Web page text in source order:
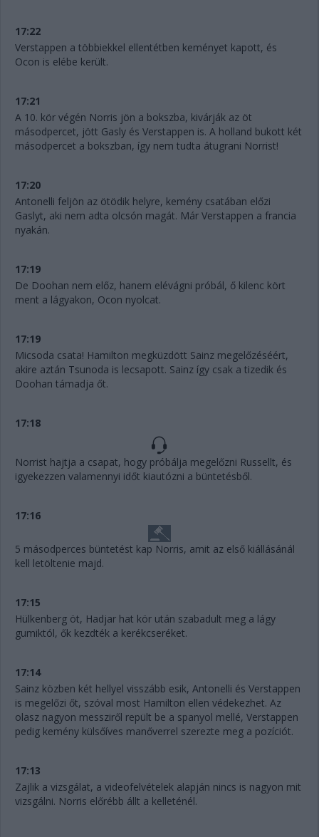
17:22
Verstappen a többiekkel ellentétben keményet kapott, és
Ocon is elébe került.
17:21
A 10. kör végén Norris jön a bokszba, kivárják az öt
másodpercet, jött Gasly és Verstappen is. A holland bukott két
másodpercet a bokszban, így nem tudta átugrani Norrist!
17:20
Antonelli feljön az ötödik helyre, kemény csatában előzi
Gaslyt, aki nem adta olcsón magát. Már Verstappen a francia
nyakán.
17:19
De Doohan nem előz, hanem elévágni próbál, ő kilenc kört
ment a lágyakon, Ocon nyolcat.
17:19
Micsoda csata! Hamilton megküzdött Sainz megelőzéséért,
akire aztán Tsunoda is lecsapott. Sainz így csak a tizedik és
Doohan támadja őt.
17:18
Norrist hajtja a csapat, hogy próbálja megelőzni Russellt, és
igyekezzen valamennyi időt kiautózni a büntetésből.
17:16
5 másodperces büntetést kap Norris, amit az első kiállásánál
kell letöltenie majd.
17:15
Hülkenberg öt, Hadjar hat kör után szabadult meg a lágy
gumiktól, ők kezdték a kerékcseréket.
17:14
Sainz közben két hellyel visszább esik, Antonelli és Verstappen
is megelőzi őt, szóval most Hamilton ellen védekezhet. Az
olasz nagyon messziről repült be a spanyol mellé, Verstappen
pedig kemény külsőíves manőverrel szerezte meg a pozíciót.
17:13
Zajlik a vizsgálat, a videofelvételek alapján nincs is nagyon mit
vizsgálni. Norris előrébb állt a kelleténél.